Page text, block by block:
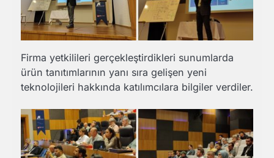
Firma yetkilileri gerçekleştirdikleri sunumlarda
ürün tanıtımlarının yanı sıra gelişen yeni
teknolojileri hakkında katılımcılara bilgiler verdiler.